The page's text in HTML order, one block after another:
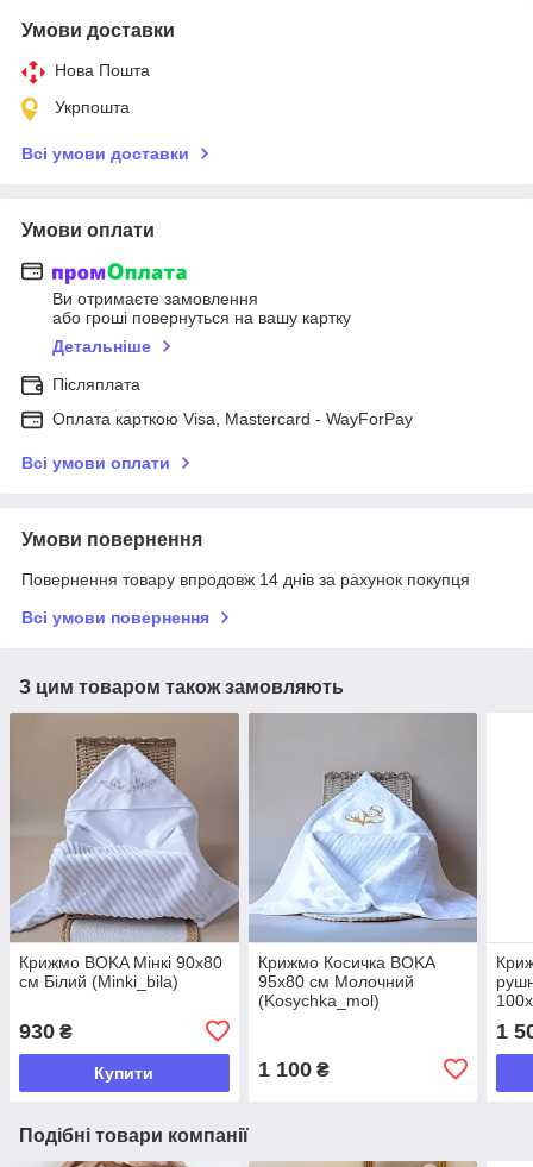
Умови доставки
Нова Пошта
Укрпошта
Всі умови доставки
Умови оплати
Ви отримаєте замовлення
або гроші повернуться на вашу картку
Детальніше
Післяплата
Оплата карткою Visa, Mastercard - WayForPay
Всі умови оплати
Умови повернення
Повернення товару впродовж 14 днів за рахунок покупця
Всі умови повернення
З цим товаром також замовляють
Крижмо BOKA Мінкі 90х80
см Білий (Minki_bila)
930 ₴
Купити
Крижмо Косичка BOKA
95x80 см Молочний
(Kosychka_mol)
1 100₴
1
Подібні товари компанії